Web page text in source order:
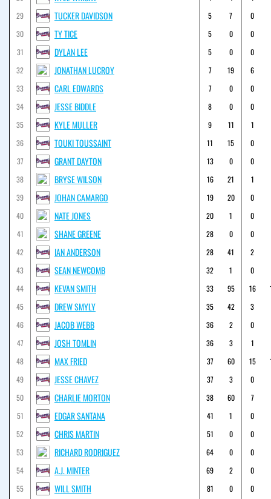
29
TUCKER DAVIDSON 5 7
0
30
TY TICE 5 0
0
31
DYLAN LEE 5 0
0
32
JONATHAN LUCROY 7 19
6
33
CARL EDWARDS 7 0
0
34
JESSE BIDDLE 8 0
0
35
KYLE MULLER 9 11
1
36
TOUKI TOUSSAINT 11 15
0
37
GRANT DAYTON 13 0
0
38
BRYSE WILSON 16 21
1
39
JOHAN CAMARGO 19 20
0
40
NATE JONES 20 1
0
41
SHANE GREENE 28 0
0
42
IAN ANDERSON 28 41
2
43
SEAN NEWCOMB 32 1
0
44
KEVAN SMITH 33 95 16
45
DREW SMYLY 35 42
3
46
JACOB WEBB 36 2
0
47
JOSH TOMLIN 36 3
1
48
MAX FRIED 37 60 15
49
JESSE CHAVEZ 37 3
0
50
CHARLIE MORTON 38 60
7
51
EDGAR SANTANA 41 1
0
52
CHRIS MARTIN 51 0
0
53
RICHARD RODRIGUEZ 64 0
0
54
A.J. MINTER 69 2
0
55
WILL SMITH 81 0
0